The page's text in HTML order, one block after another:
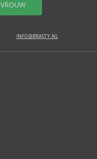
VROUW
INFO@BRASTY.NL